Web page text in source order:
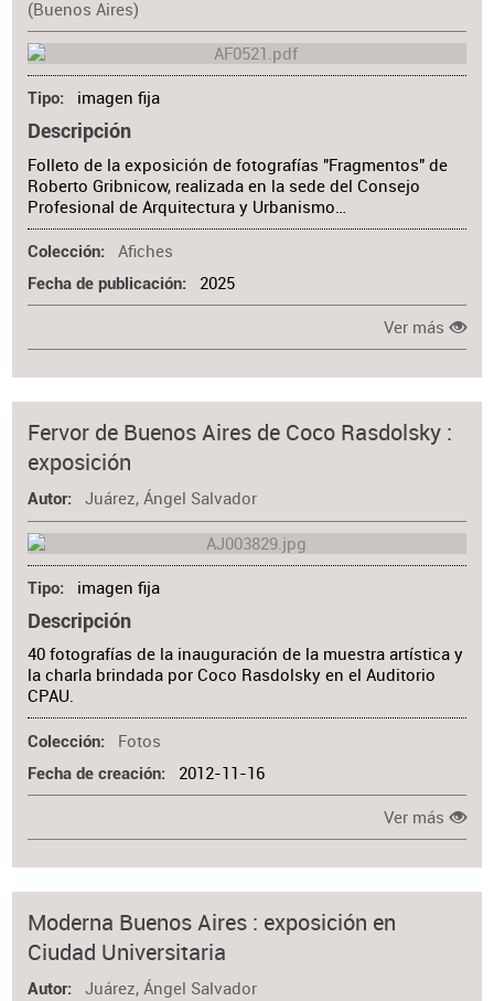
(Buenos Aires)
Tipo imagen fija
Descripción
Folleto de la exposición de fotografías "Fragmentos" de
Roberto Gribnicow, realizada en la sede del Consejo
Profesional de Arquitectura y Urbanismo…
Colección Afiches
Fecha de publicación 2025
Ver más
Fervor de Buenos Aires de Coco Rasdolsky :
exposición
Autor Juárez, Ángel Salvador
Tipo imagen fija
Descripción
40 fotografías de la inauguración de la muestra artística y
la charla brindada por Coco Rasdolsky en el Auditorio
CPAU.
Colección Fotos
Fecha de creación 2012-11-16
Ver más
Moderna Buenos Aires : exposición en
Ciudad Universitaria
Autor Juárez, Ángel Salvador